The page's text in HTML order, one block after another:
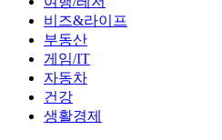
비즈&라이프
부동산
게임/IT
자동차
건강
생활경제